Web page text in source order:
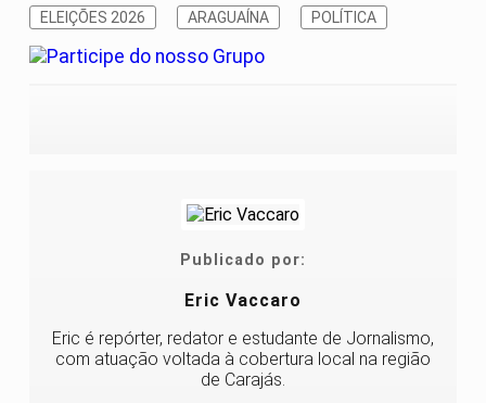
ELEIÇÕES 2026 ARAGUAÍNA POLÍTICA
Publicado por:
Eric Vaccaro
Eric é repórter, redator e estudante de Jornalismo,
com atuação voltada à cobertura local na região
de Carajás.